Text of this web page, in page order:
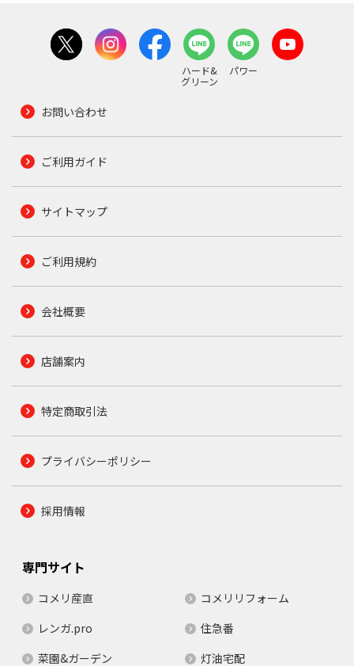
ハード&
グリーン
パワー
お問い合わせ
ご利用ガイド
サイトマップ
ご利用規約
会社概要
店舗案内
特定商取引法
プライバシーポリシー
採用情報
専門サイト
コメリ産直
コメリリフォーム
レンガ.pro
住急番
菜園&ガーデン
灯油宅配